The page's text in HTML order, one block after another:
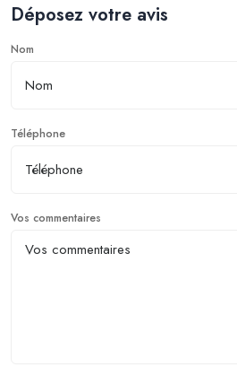
Déposez votre avis
Nom
Téléphone
Vos commentaires